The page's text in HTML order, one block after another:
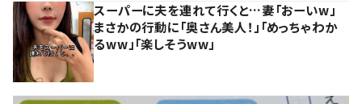
スーパーに夫を連れて行くと…妻「おーいw」
まさかの行動に「奥さん美人！」「めっちゃわか
るww」「楽しそうww」